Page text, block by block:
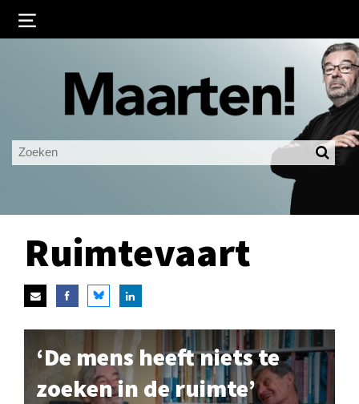
Ingelogd blijven
LOGIN
Ruimtevaart
‘De mens heeft niets te
zoeken in de ruimte’